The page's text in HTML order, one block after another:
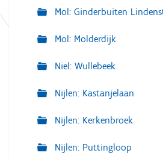
Mol: Ginderbuiten
Mol: Molderdijk
Niel: Wullebeek
Nijlen: Kastanjelaan
Nijlen: Kerkenbroek
Nijlen: Puttingloop